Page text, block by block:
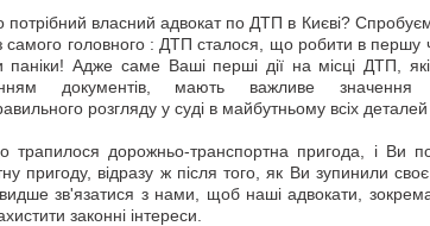
власний адвокат по ДТП в Києві?
самого головного : ДТП сталося, що робити в першу
паніки! Адже саме Ваші перші дії на місці ДТП,
документів, мають важливе
розгляду у суді в майбутньому всіх деталей
дорожньо-транспортна пригода, і Ви
пригоду, відразу ж після того, як Ви зупинили
зв'язатися з нами, щоб наші адвокати,
законні інтереси.